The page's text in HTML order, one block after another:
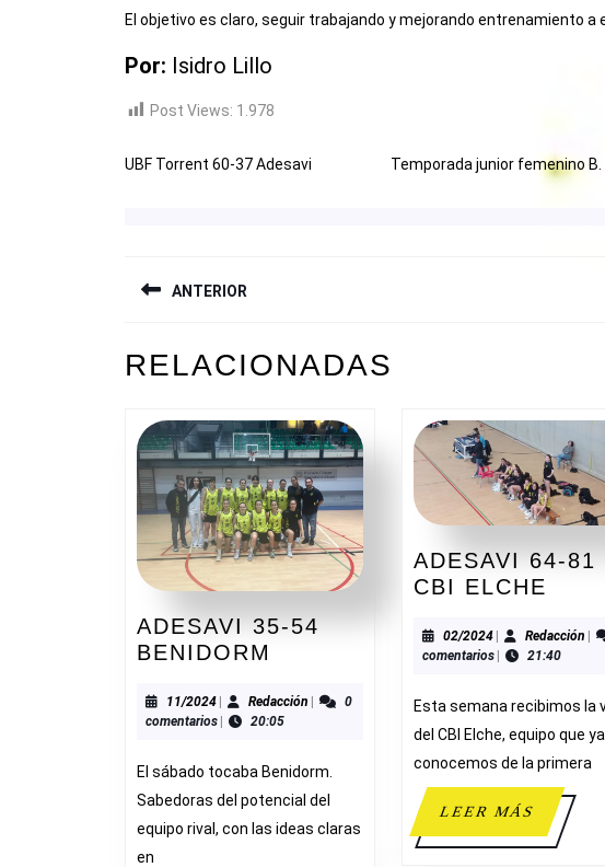
El objetivo es claro, seguir trabajando y mejorando entrenamiento a
Por: Isidro Lillo
Post Views: 1.978
UBF Torrent 60-37 Adesavi Temporada junior femenino B.
DE
ENTRADAS
ANTERIOR
anterior:
RELACIONADAS
ADESAVI 35-54
BENIDORM
54
BENIDORM
11/202411/2024
| RedacciónRedacción
|
0
comentarios | 20:05
El sábado tocaba Benidorm.
Sabedoras del potencial del
equipo rival, con las ideas claras
en
ADESAVI 64-81
CBI ELCHE
81
CBI
02/202402/2024
| Redacción |
comentarios | 21:40
Esta semana recibimos la
del CBI Elche, equipo que ya
conocemos de la primera
LEER MÁSLEER
MÁS